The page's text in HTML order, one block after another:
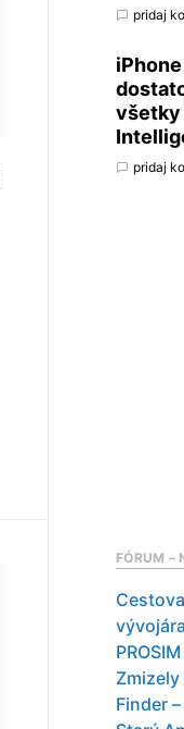
pridaj
všetky
pridaj
FÓRUM –
Finder